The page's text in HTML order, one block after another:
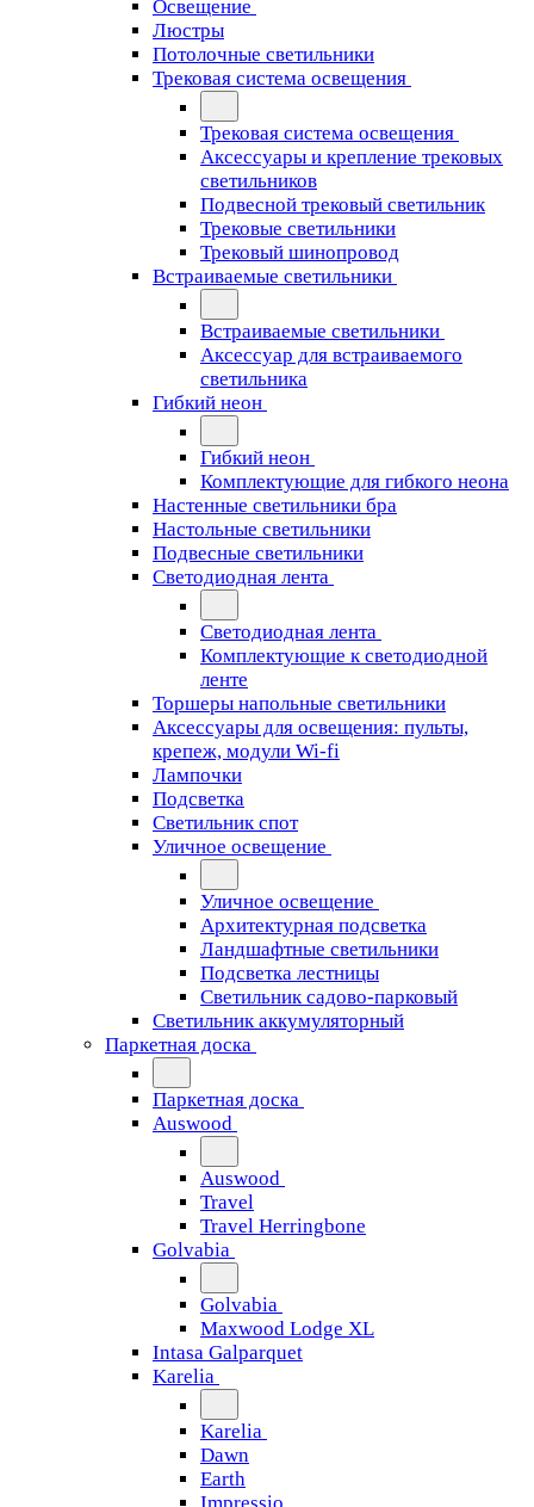
Освещение
Люстры
Потолочные светильники
Трековая система освещения
Трековая система освещения
Аксессуары и крепление трековых
светильников
Подвесной трековый светильник
Трековые светильники
Трековый шинопровод
Встраиваемые светильники
Встраиваемые светильники
Аксессуар для встраиваемого
светильника
Гибкий неон
Гибкий неон
Комплектующие для гибкого неона
Настенные светильники бра
Настольные светильники
Подвесные светильники
Светодиодная лента
Светодиодная лента
Комплектующие к светодиодной
ленте
Торшеры напольные светильники
Аксессуары для освещения: пульты,
крепеж, модули Wi-fi
Лампочки
Подсветка
Светильник спот
Уличное освещение
Уличное освещение
Архитектурная подсветка
Ландшафтные светильники
Подсветка лестницы
Светильник садово-парковый
Светильник аккумуляторный
Паркетная доска
Паркетная доска
Auswood
Auswood
Travel
Travel Herringbone
Golvabia
Golvabia
Maxwood Lodge XL
Intasa Galparquet
Karelia
Karelia
Dawn
Earth